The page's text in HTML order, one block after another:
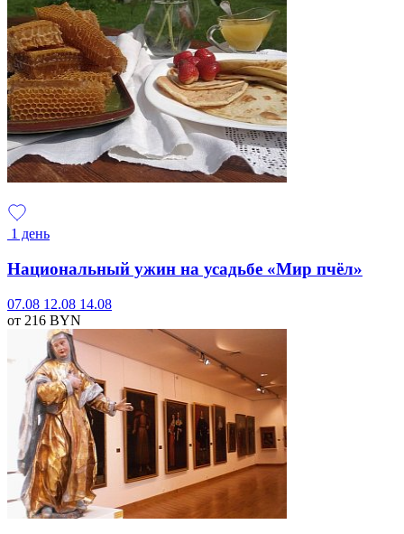
1 день
Национальный ужин на усадьбе «Мир пчёл»
07.08 12.08 14.08
от 216 BYN